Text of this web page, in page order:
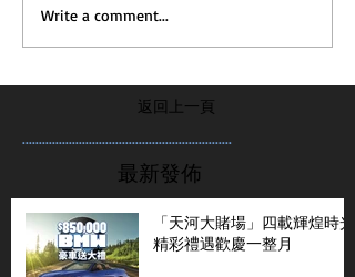
Write a comment...
返回上一頁
...............................................................
最新發佈
「天河大賭場」四載輝煌時光
精彩禮遇歡慶一整月